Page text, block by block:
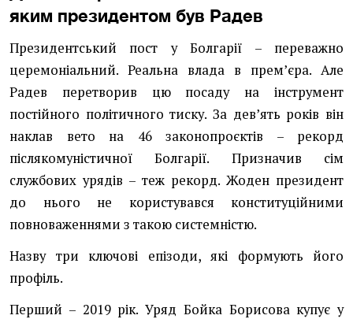
яким президентом був Радев
Президентський пост у Болгарії – переважно
церемоніальний. Реальна влада в премʼєра. Але
Радев перетворив цю посаду на інструмент
постійного політичного тиску. За девʼять років він
наклав вето на 46 законопроєктів – рекорд
післякомуністичної Болгарії. Призначив сім
службових урядів – теж рекорд. Жоден президент
до нього не користувався конституційними
повноваженнями з такою системністю.
Назву три ключові епізоди, які формують його
профіль.
Перший – 2019 рік. Уряд Бойка Борисова купує у